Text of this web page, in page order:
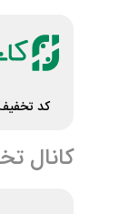
کد
کانال